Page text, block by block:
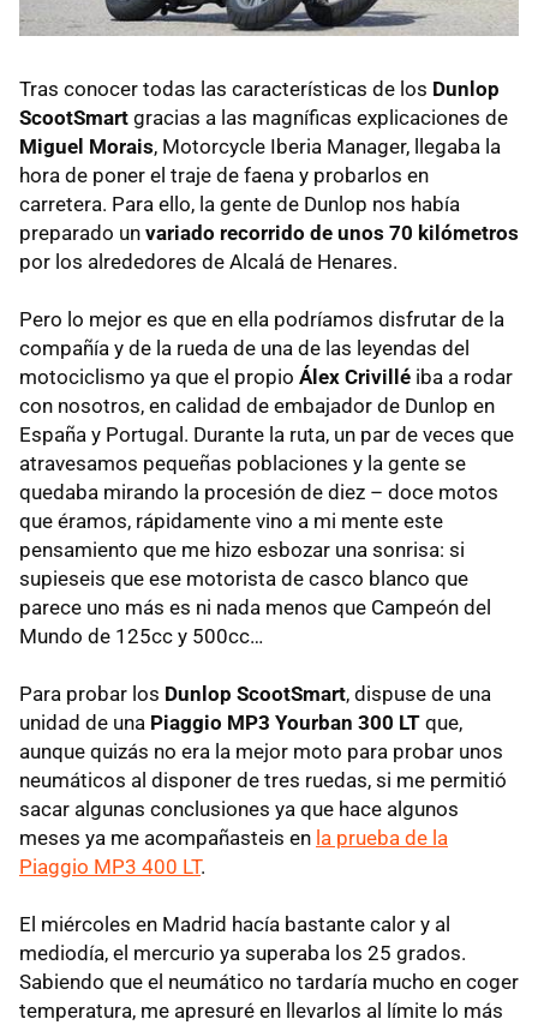
Tras conocer todas las características de los Dunlop
ScootSmart gracias a las magníficas explicaciones de
Miguel Morais, Motorcycle Iberia Manager, llegaba la
hora de poner el traje de faena y probarlos en
carretera. Para ello, la gente de Dunlop nos había
preparado un variado recorrido de unos 70 kilómetros
por los alrededores de Alcalá de Henares.
Pero lo mejor es que en ella podríamos disfrutar de la
compañía y de la rueda de una de las leyendas del
motociclismo ya que el propio Álex Crivillé iba a rodar
con nosotros, en calidad de embajador de Dunlop en
España y Portugal. Durante la ruta, un par de veces que
atravesamos pequeñas poblaciones y la gente se
quedaba mirando la procesión de diez – doce motos
que éramos, rápidamente vino a mi mente este
pensamiento que me hizo esbozar una sonrisa: si
supieseis que ese motorista de casco blanco que
parece uno más es ni nada menos que Campeón del
Mundo de 125cc y 500cc…
Para probar los Dunlop ScootSmart, dispuse de una
unidad de una Piaggio MP3 Yourban 300 LT que,
aunque quizás no era la mejor moto para probar unos
neumáticos al disponer de tres ruedas, si me permitió
sacar algunas conclusiones ya que hace algunos
meses ya me acompañasteis en la prueba de la
Piaggio MP3 400 LT.
El miércoles en Madrid hacía bastante calor y al
mediodía, el mercurio ya superaba los 25 grados.
Sabiendo que el neumático no tardaría mucho en coger
temperatura, me apresuré en llevarlos al límite lo más